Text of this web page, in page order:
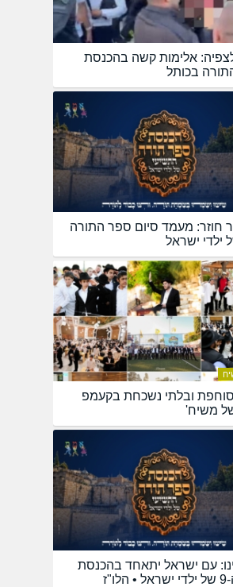
אלימות קשה בהכנסת
בכותל
חוזר: מעמד סיום ספר התורה
ובלתי נשכחת בקעמפ
משיח'
עם ישראל יתאחד בהכנסת